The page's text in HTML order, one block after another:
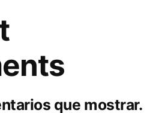
que mostrar.